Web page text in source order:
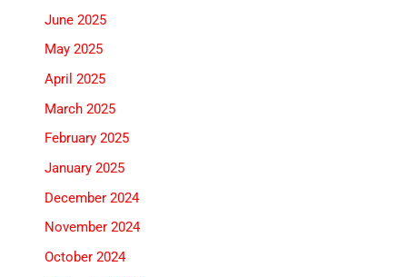
June 2025
May 2025
April 2025
March 2025
February 2025
January 2025
December 2024
November 2024
October 2024